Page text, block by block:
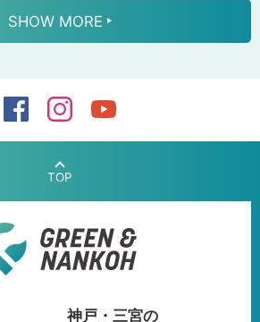
SHOW MORE
神戸・三宮の